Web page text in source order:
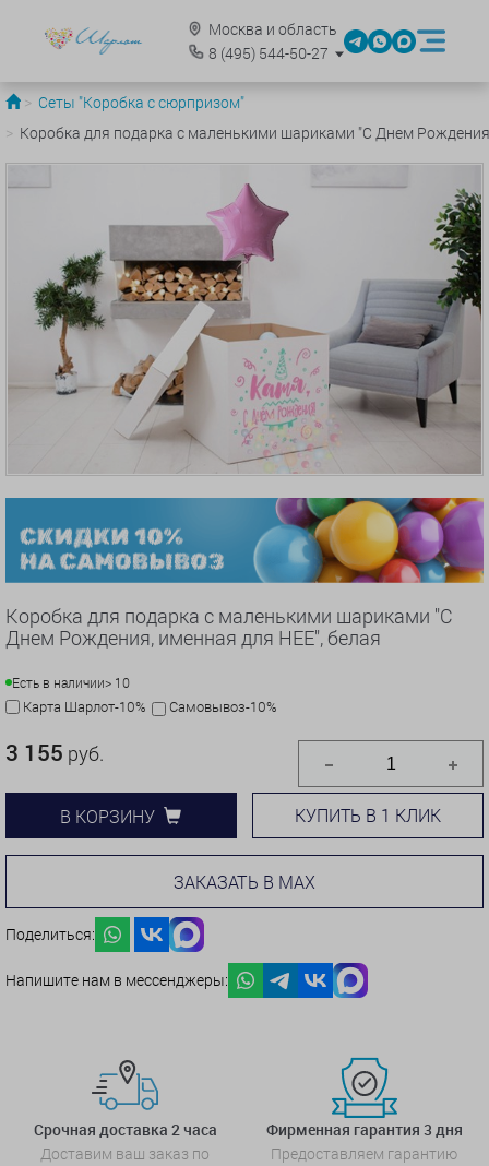
Москва и область
8 (495)544-50-27
Сеты "Коробка с сюрпризом"
Коробка для подарка с маленькими шариками "С Днем
Коробка для подарка с маленькими шариками "С
Днем Рождения, именная для НЕЕ", белая
Есть в наличии> 10
Карта Шарлот-10% Самовывоз-10%
3 155 руб.
В КОРЗИНУ КУПИТЬ В 1 КЛИК
ЗАКАЗАТЬ В MAX
Поделиться:
Напишите нам в мессенджеры:
Срочная доставка 2 часа
Доставим ваш заказ по
Фирменная гарантия 3 дня
Предоставляем гарантию